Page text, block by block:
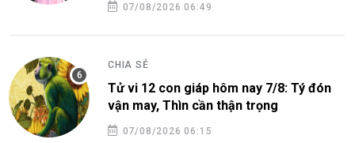
07/08/2026 06:49
CHIA SẺ
Tử vi 12 con giáp hôm nay 7/8: Tý đón
vận may, Thìn cần thận trọng
07/08/2026 06:15